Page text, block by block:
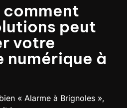
comment
peut
votre
numérique à
« Alarme à Brignoles »,